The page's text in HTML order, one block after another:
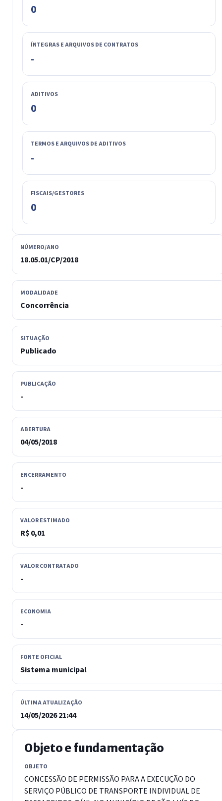
0
ÍNTEGRAS E ARQUIVOS DE CONTRATOS
-
ADITIVOS
0
TERMOS E ARQUIVOS DE ADITIVOS
-
FISCAIS/GESTORES
0
NÚMERO/ANO
18.05.01/CP/2018
MODALIDADE
Concorrência
SITUAÇÃO
Publicado
PUBLICAÇÃO
-
ABERTURA
04/05/2018
ENCERRAMENTO
-
VALOR ESTIMADO
R$ 0,01
VALOR CONTRATADO
-
ECONOMIA
-
FONTE OFICIAL
Sistema municipal
ÚLTIMA ATUALIZAÇÃO
14/05/2026 21:44
Objeto e fundamentação
OBJETO
CONCESSÃO DE PERMISSÃO PARA A EXECUÇÃO DO
SERVIÇO PÚBLICO DE TRANSPORTE INDIVIDUAL DE